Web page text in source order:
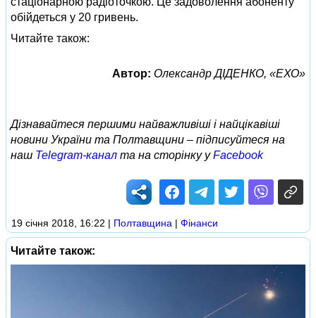
обійдеться у 20 гривень.
Читайте також:
Автор: Олександр ДІДЕНКО, «ЕХО»
Дізнавайтеся першими найважливіші і найцікавіші
новини України та Полтавщини – підписуйтеся на
наш Telegram-канал та на сторінку уFacebook
19 січня 2018, 16:22 | Полтавщина | Фінанси
Читайте також: